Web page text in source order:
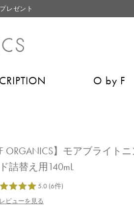
レゼント
送に関しまして
レゼント O by F
F ORGANICS】モアブライト
詰替え用140mL
レビューを見る